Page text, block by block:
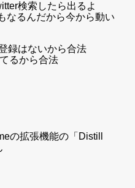
検索したら出るよ
なるんだから今から動い
録はないから合法
るから合法
の拡張機能の「Distill